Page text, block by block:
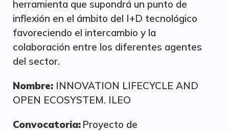
herramienta que supondrá un punto de
inflexión en el ámbito del I+D tecnológico
favoreciendo el intercambio y la
colaboración entre los diferentes agentes
del sector.
Nombre: INNOVATION LIFECYCLE AND
OPEN ECOSYSTEM. ILEO
Convocatoria: Proyecto de